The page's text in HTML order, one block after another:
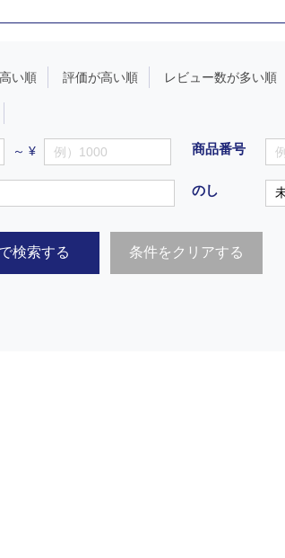
い順 評価が高い順 レビュー数が多い順
～ ¥ 商品番号
のし
検索する 条件をクリアする